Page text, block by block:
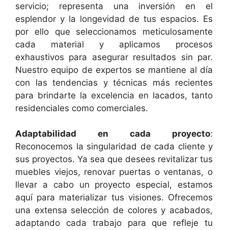
servicio; representa una inversión en el
esplendor y la longevidad de tus espacios. Es
por ello que seleccionamos meticulosamente
cada material y aplicamos procesos
exhaustivos para asegurar resultados sin par.
Nuestro equipo de expertos se mantiene al día
con las tendencias y técnicas más recientes
para brindarte la excelencia en lacados, tanto
residenciales como comerciales.
Adaptabilidad en cada proyecto:
Reconocemos la singularidad de cada cliente y
sus proyectos. Ya sea que desees revitalizar tus
muebles viejos, renovar puertas o ventanas, o
llevar a cabo un proyecto especial, estamos
aquí para materializar tus visiones. Ofrecemos
una extensa selección de colores y acabados,
adaptando cada trabajo para que refleje tu